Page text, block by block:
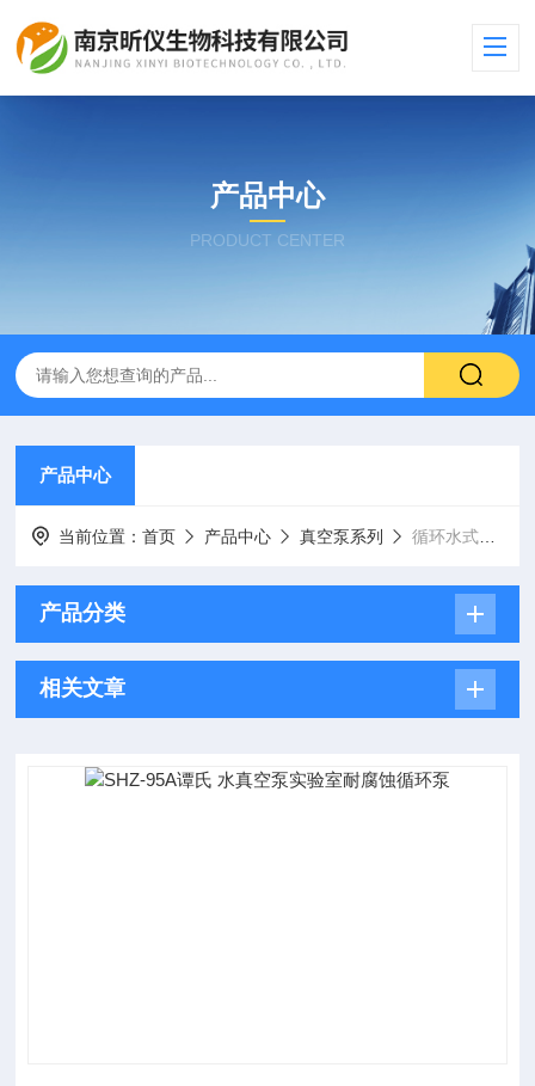
产品中心
PRODUCT CENTER
产品中心
当前位置：首页 产品中心 真空泵系列 循环水式真空泵
产品分类
相关文章